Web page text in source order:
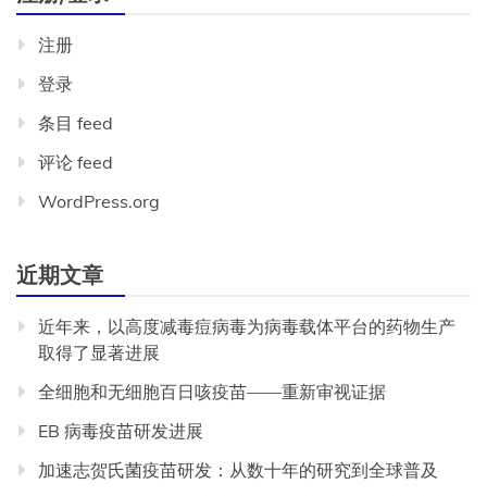
注册
登录
条目 feed
评论 feed
WordPress.org
近期文章
近年来，以高度减毒痘病毒为病毒载体平台的药物生产
取得了显著进展
全细胞和无细胞百日咳疫苗——重新审视证据
EB 病毒疫苗研发进展
加速志贺氏菌疫苗研发：从数十年的研究到全球普及